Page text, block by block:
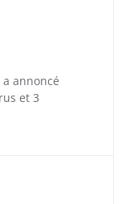
annoncé
et 3